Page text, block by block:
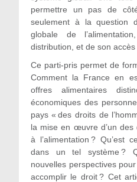
permettre un pas de
seulement à la question
globale de
distribution, et de son accès
Ce parti-pris permet de
Comment la France en
offres alimentaires
économiques des
pays « des droits de
la mise en œuvre d’un
à l’alimentation ? Qu’est
dans un tel système ?
nouvelles perspectives
accomplir le droit ? Cet